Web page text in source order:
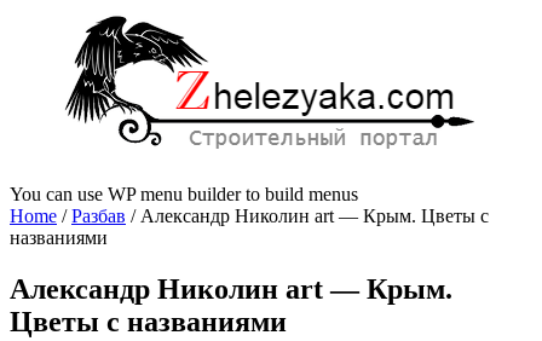
You can use WP menu builder to build menus
Home /Разбав / Александр Николин art — Крым. Цветы с
названиями
Александр Николин art — Крым.
Цветы с названиями